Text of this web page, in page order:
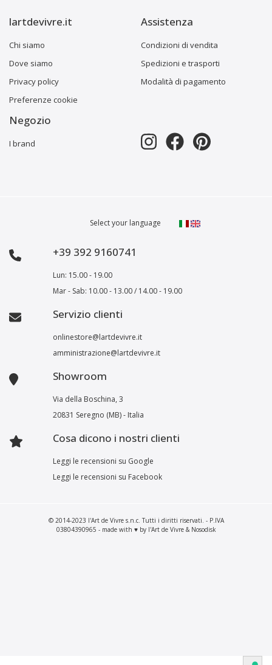
lartdevivre.it
Chi siamo
Dove siamo
Privacy policy
Preferenze cookie
Assistenza
Condizioni di vendita
Spedizioni e trasporti
Modalità di pagamento
Negozio
I brand
Select your language
+39 392 9160741
Lun: 15.00 - 19.00
Mar - Sab: 10.00 - 13.00 / 14.00 - 19.00
Servizio clienti
onlinestore@lartdevivre.it
amministrazione@lartdevivre.it
Showroom
Via della Boschina, 3
20831 Seregno (MB) - Italia
Cosa dicono i nostri clienti
Leggi le recensioni su Google
Leggi le recensioni su Facebook
© 2014-2023 l'Art de Vivre s.n.c. Tutti i diritti riservati. - P.IVA
03804390965 - made with ♥ by l'Art de Vivre & Nosodisk